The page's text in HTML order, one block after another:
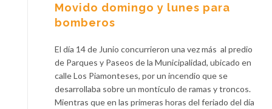
Movido domingo y lunes para
bomberos
El día 14 de Junio concurrieron una vez más al predio
de Parques y Paseos de la Municipalidad, ubicado en
calle Los Piamonteses, por un incendio que se
desarrollaba sobre un montículo de ramas y troncos.
Mientras que en las primeras horas del feriado del día